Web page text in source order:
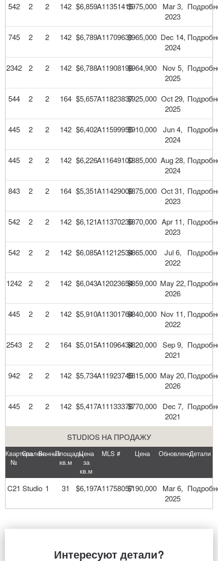
542 2 2 142 $6,859A11351415$975,000
Mar 3,
2023
745 2 2 142 $6,789A11709631$965,000 Dec 14,
2024
2342 2 2 142 $6,788A11908198$964,900
Nov 5,
2025
544 2 2 164 $5,657A11823837$925,000 Oct 29,
2025
445 2 2 142 $6,402A11599955$910,000
Jun 4,
2024
445 2 2 142 $6,226A11649100$885,000 Aug 28,
2024
843 2 2 164 $5,351A11429008$875,000 Oct 31,
2023
542 2 2 142 $6,121A11370236$870,000 Apr 11,
2023
542 2 2 142 $6,085A11212534$865,000
Jul 6,
2022
1242 2 2 142 $6,043A12023654$859,000 May 22,
2026
445 2 2 142 $5,910A11301764$840,000 Nov 11,
2022
2543 2 2 164 $5,015A11096434$820,000 Sep 9,
2021
942 2 2 142 $5,734A11923745$815,000 May 20,
2026
445 2 2 142 $5,417A11133378$770,000
Dec 7,
2021
STUDIOS НА ПРОДАЖУ
Квартира
№
СпаленВанныхПлощадь
кв.м
Цена
за
кв.м
MLS # Цена ОбновленоДетали
C21 Studio 1 31 $6,197A11758057$190,000
Mar 6,
2025
Интересуют детали?